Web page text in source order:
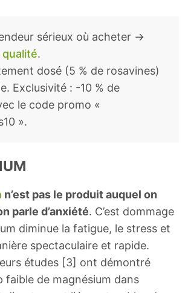
sérieux où acheter →
qualité.
dosé (5 % de rosavines)
Exclusivité : -10 % de
le code promo «
».
n’est pas le produit auquel on
parle d’anxiété. C’est dommage
diminue la fatigue, le stress et
spectaculaire et rapide.
études [3] ont démontré
faible de magnésium dans